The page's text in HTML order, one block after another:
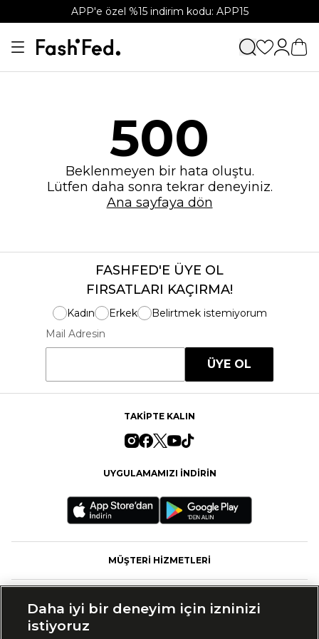
APP'e özel %15 indirim kodu: APP15
500
Beklenmeyen bir hata oluştu.
Lütfen daha sonra tekrar deneyiniz.
Ana sayfaya dön
FASHFED'E ÜYE OL
FIRSATLARI KAÇIRMA!
Kadın Erkek
Belirtmek istemiyorum
Mail Adresin
ÜYE OL
TAKİPTE KALIN
UYGULAMAMIZI İNDİRİN
MÜŞTERİ HİZMETLERİ
Daha iyi bir deneyim için izninizi
istiyoruz